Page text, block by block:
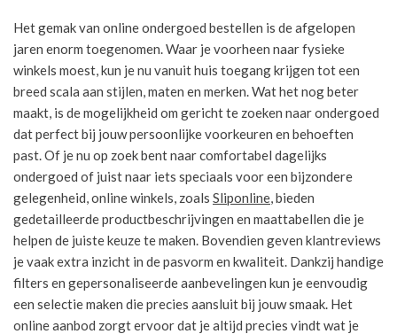
Het gemak van online ondergoed bestellen is de afgelopen
jaren enorm toegenomen. Waar je voorheen naar fysieke
winkels moest, kun je nu vanuit huis toegang krijgen tot een
breed scala aan stijlen, maten en merken. Wat het nog beter
maakt, is de mogelijkheid om gericht te zoeken naar ondergoed
dat perfect bij jouw persoonlijke voorkeuren en behoeften
past. Of je nu op zoek bent naar comfortabel dagelijks
ondergoed of juist naar iets speciaals voor een bijzondere
gelegenheid, online winkels, zoals Sliponline, bieden
gedetailleerde productbeschrijvingen en maattabellen die je
helpen de juiste keuze te maken. Bovendien geven klantreviews
je vaak extra inzicht in de pasvorm en kwaliteit. Dankzij handige
filters en gepersonaliseerde aanbevelingen kun je eenvoudig
een selectie maken die precies aansluit bij jouw smaak. Het
online aanbod zorgt ervoor dat je altijd precies vindt wat je